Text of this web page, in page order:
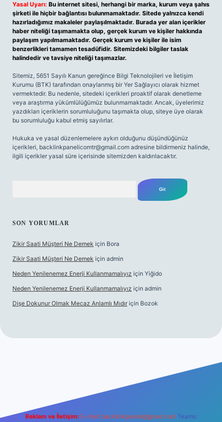
Yasal Uyarı: Bu internet sitesi, herhangi bir marka, kurum veya şahıs
şirketi ile hiçbir bağlantısı bulunmamaktadır. Sitede yalnızca kendi
hazırladığımız makaleler paylaşılmaktadır. Burada yer alan içerikler
haber niteliği taşımamakta olup, gerçek kurum ve kişiler hakkında
paylaşım yapılmamaktadır. Gerçek kurum ve kişiler ile isim
benzerlikleri tamamen tesadüfidir. Sitemizdeki bilgiler taslak
halindedir ve tavsiye niteliği taşımazlar.
Sitemiz, 5651 Sayılı Kanun gereğince Bilgi Teknolojileri ve İletişim
Kurumu (BTK) tarafından onaylanmış bir Yer Sağlayıcı olarak hizmet
vermektedir. Bu nedenle, sitedeki içerikleri proaktif olarak denetleme
veya araştırma yükümlülüğümüz bulunmamaktadır. Ancak, üyelerimiz
yazdıkları içeriklerin sorumluluğunu taşımakta olup, siteye üye olarak
bu sorumluluğu kabul etmiş sayılırlar.
Hukuka ve yasal düzenlemelere aykırı olduğunu düşündüğünüz
içerikleri, backlinkpanelicomtr@gmail.com adresine bildirmeniz halinde,
ilgili içerikler yasal süre içerisinde sitemizden kaldırılacaktır.
SON YORUMLAR
Zikir Saati Müşteri Ne Demek için Bora
Zikir Saati Müşteri Ne Demek için admin
Neden Yenilenemez Enerji Kullanmamalıyız için Yiğido
Neden Yenilenemez Enerji Kullanmamalıyız için admin
Dişe Dokunur Olmak Mecaz Anlamlı Mıdır için Bozok
Reklam ve İletişim: E-mail: backlinkpaneli@gmail.com Teams: